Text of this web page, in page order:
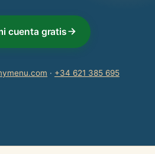
cuenta gratis
· +34 621 385 695